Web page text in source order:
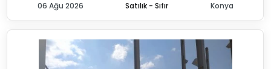
Satılık - Sıfır
06 Ağu 2026 Konya